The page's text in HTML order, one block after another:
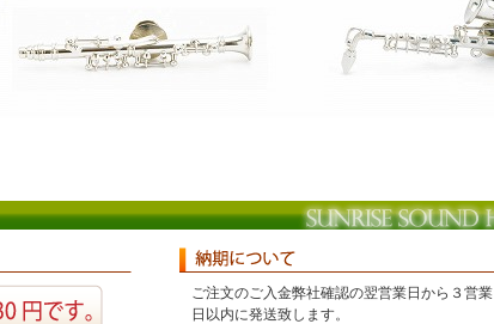
ご注文のご入金弊社確認の翌営業日から３営業
日以内に発送致します。